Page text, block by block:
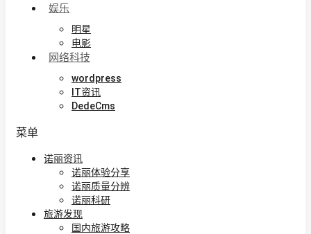
娱乐
明星
电影
网络科技
wordpress
IT资讯
DedeCms
菜单
诺丽资讯
诺丽体验分享
诺丽质量分辨
诺丽科研
旅游发现
国内旅游攻略